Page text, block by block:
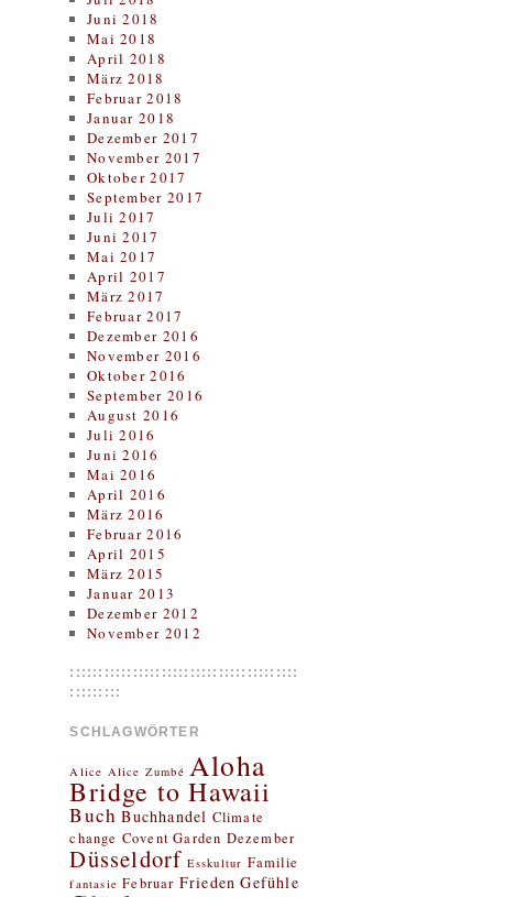
Juni 2018
Mai 2018
April 2018
März 2018
Februar 2018
Januar 2018
Dezember 2017
November 2017
Oktober 2017
September 2017
Juli 2017
Juni 2017
Mai 2017
April 2017
März 2017
Februar 2017
Dezember 2016
November 2016
Oktober 2016
September 2016
August 2016
Juli 2016
Juni 2016
Mai 2016
April 2016
März 2016
Februar 2016
April 2015
März 2015
Januar 2013
Dezember 2012
November 2012
::::::::::::::::::::::::::::::::::::::::
:::::::::
SCHLAGWÖRTER
Alice Alice Zumbé Aloha
Bridge to Hawaii
Buch Buchhandel Climate
change Covent Garden Dezember
Düsseldorf Esskultur Familie
fantasie Februar Frieden Gefühle